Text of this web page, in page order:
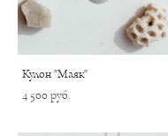
Кулон "Маяк"
4 500 pуб.